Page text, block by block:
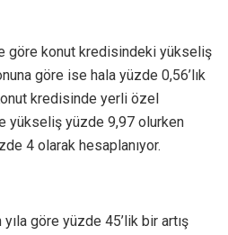
göre konut kredisindeki yükseliş
göre ise hala yüzde 0,56’lık
kredisinde yerli özel
yükseliş yüzde 9,97 olurken
4 olarak hesaplanıyor.
göre yüzde 45’lik bir artış